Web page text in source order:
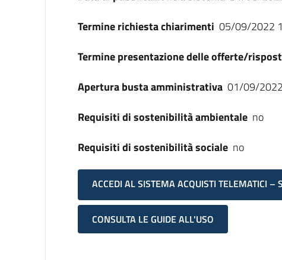
Termine richiesta chiarimenti 05/09/2022
Termine presentazione delle offerte/
Apertura busta amministrativa 01/09/
Requisiti di sostenibilità ambientale no
Requisiti di sostenibilità sociale no
ACCEDI AL SISTEMA ACQUISTI TELEMATICI –
CONSULTA LE GUIDE ALL'USO